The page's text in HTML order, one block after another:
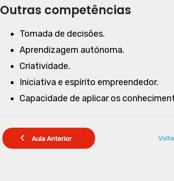
Outras competências
Tomada de decisões.
Aprendizagem autónoma.
Criatividade.
Iniciativa e espírito empreendedor.
Capacidade de aplicar os
Aula Anterior